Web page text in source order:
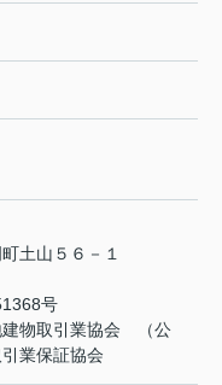
土山５６－１
号
建物取引業協会 （公
業保証協会